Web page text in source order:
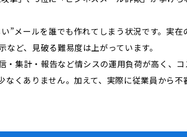
”メールを誰でも作れてしまう状況です。実在
ど、見破る難易度は上がっています。
集計・報告など情シスの運用負荷が高く、
くありません。加えて、実際に従業員から不